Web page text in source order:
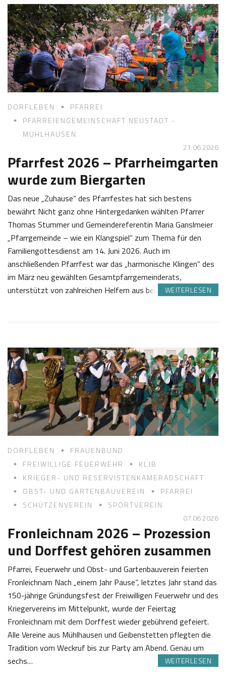
0
6
2
0
2
6
e
f
K
a
s
t
l
DORFLEBEN
PFARREI
PFARREIENGEMEINSCHAFT NEUSTADT -
MÜHLHAUSEN
21.06 2026
Pfarrfest 2026 – Pfarrheimgarten
wurde zum Biergarten
Das neue „Zuhause“ des Pfarrfestes hat sich bestens
bewährt Nicht ganz ohne Hintergedanken wählten Pfarrer
Thomas Stummer und Gemeindereferentin Maria Ganslmeier
„Pfarrgemeinde – wie ein Klangspiel“ zum Thema für den
Familiengottesdienst am 14. Juni 2026. Auch im
anschließenden Pfarrfest war das „harmonische Klingen“ des
im März neu gewählten Gesamtpfarrgemeinderats,
unterstützt von zahlreichen Helfern aus beiden…WEITERLESEN
1
0
6
2
0
2
6
o
e
f
K
a
s
t
DORFLEBEN
FRAUENBUND
FREIWILLIGE FEUERWEHR
KLJB
KRIEGER- UND RESERVISTENKAMERADSCHAFT
OBST- UND GARTENBAUVEREIN
PFARREI
SCHÜTZENVEREIN
SPORTVEREIN
07.06 2026
Fronleichnam 2026 – Prozession
und Dorffest gehören zusammen
Pfarrei, Feuerwehr und Obst- und Gartenbauverein feierten
Fronleichnam Nach „einem Jahr Pause“, letztes Jahr stand das
150-jährige Gründungsfest der Freiwilligen Feuerwehr und des
Kriegervereins im Mittelpunkt, wurde der Feiertag
Fronleichnam mit dem Dorffest wieder gebührend gefeiert.
Alle Vereine aus Mühlhausen und Geibenstetten pflegten die
Tradition vom Weckruf bis zur Party am Abend. Genau um
sechs…
WEITERLESEN